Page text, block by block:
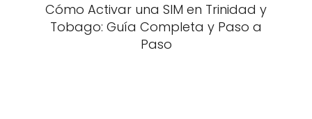
Cómo Activar una SIM en Trinidad y
Tobago: Guía Completa y Paso a
Paso